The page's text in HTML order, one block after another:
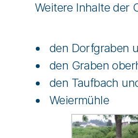
Weitere Inhalte der
den Dorfgraben
den Graben
den Taufbach
Weiermühle